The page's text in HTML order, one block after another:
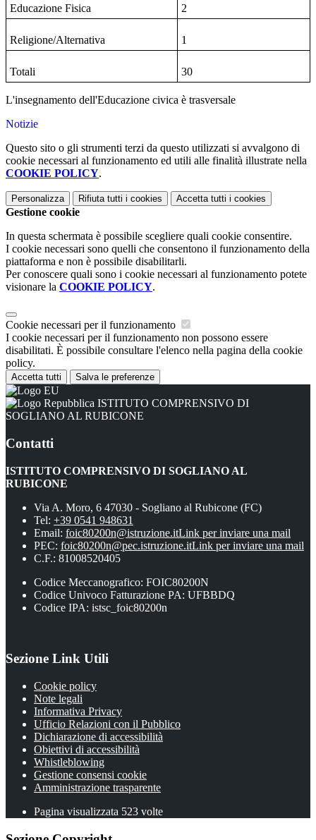
Educazione Fisica 2
Religione/Alternativa 1
Totali 30
L'insegnamento dell'Educazione civica è trasversale
Notizie
Questo sito o gli strumenti terzi da questo utilizzati si avvalgono di
cookie necessari al funzionamento ed utili alle finalità illustrate nella
COOKIE POLICY.
Personalizza Rifiuta tutti i cookies Accetta tutti i cookies
Gestione cookie
In questa schermata è possibile scegliere quali cookie consentire.
I cookie necessari sono quelli che consentono il funzionamento della
piattaforma e non è possibile disabilitarli.
Per conoscere quali sono i cookie necessari al funzionamento potete
visionare la COOKIE POLICY.
Cookie necessari per il funzionamento
I cookie necessari per il funzionamento non possono essere
disabilitati. È possibile consultare l'elenco nella pagina della cookie
policy.
Accetta tutti Salva le preferenze
ISTITUTO COMPRENSIVO DI
SOGLIANO AL RUBICONE
Contatti
ISTITUTO COMPRENSIVO DI SOGLIANO AL
RUBICONE
Via A. Moro, 6 47030 - Sogliano al Rubicone (FC)
Tel: +39 0541 948631
Email: foic80200n@istruzione.itLink per inviare una mail
PEC: foic80200n@pec.istruzione.itLink per inviare una mail
C.F.: 81008520405
Codice Meccanografico: FOIC80200N
Codice Univoco Fatturazione PA: UFBBDQ
Codice IPA: istsc_foic80200n
Sezione Link Utili
Cookie policy
Note legali
Informativa Privacy
Ufficio Relazioni con il Pubblico
Dichiarazione di accessibilità
Obiettivi di accessibilità
Whistleblowing
Gestione consensi cookie
Amministrazione trasparente
Pagina visualizzata 523 volte